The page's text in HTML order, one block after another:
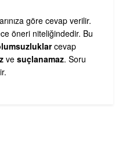
göre cevap verilir.
öneri niteliğindedir. Bu
cevap
ve suçlanamaz. Soru